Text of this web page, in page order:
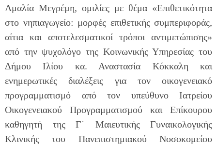
Αμαλία Μεγρέμη, ομιλίες με θέμα «Επιθετικότητα
στο νηπιαγωγείο: μορφές επιθετικής συμπεριφοράς,
αίτια και αποτελεσματικοί τρόποι αντιμετώπισης»
από την ψυχολόγο της Κοινωνικής Υπηρεσίας του
Δήμου Ιλίου κα. Αναστασία Κόκκαλη και
ενημερωτικές διαλέξεις για τον οικογενειακό
προγραμματισμό από τον υπεύθυνο Ιατρείου
Οικογενειακού Προγραμματισμού και Επίκουρου
καθηγητή της Γ΄ Μαιευτικής Γυναικολογικής
Κλινικής του Πανεπιστημιακού Νοσοκομείου